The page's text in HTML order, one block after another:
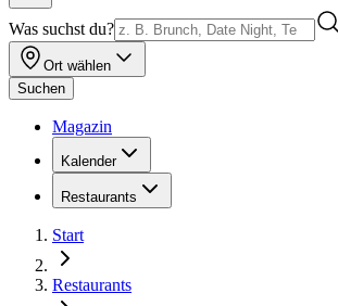
Was suchst du?
Ort wählen
Suchen
Magazin
Kalender
Restaurants
Start
Restaurants